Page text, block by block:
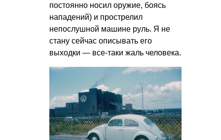
постоянно носил оружие, боясь
нападений) и прострелил
непослушной машине руль. Я не
стану сейчас описывать его
выходки — все-таки жаль человека.